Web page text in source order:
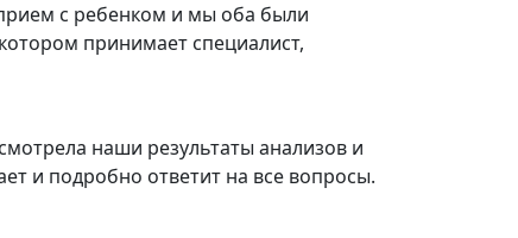
с ребенком и мы оба были
принимает специалист,
наши результаты анализов и
и подробно ответит на все вопросы.